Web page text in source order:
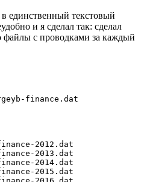
единственный текстовый
и я сделал так: сделал
с проводками за каждый